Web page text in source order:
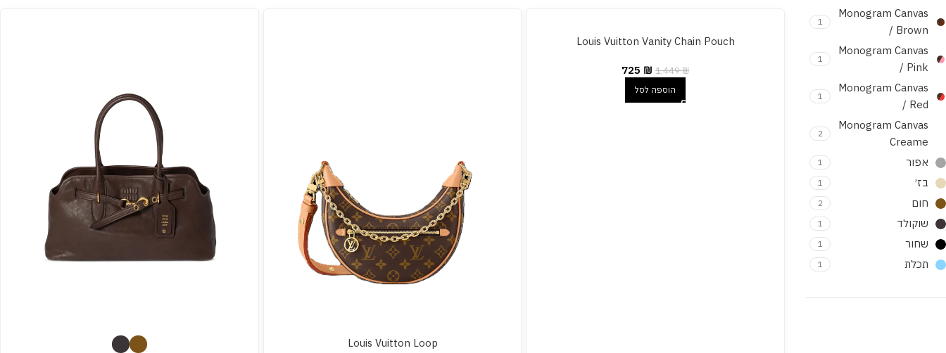
Monogram Canvas
/ Brown
1
Monogram Canvas
/ Pink
1
Monogram Canvas
/ Red
1
Monogram Canvas
Creame
2
אפור 1
בז׳ 1
חום 2
שוקולד 1
שחור 1
תכלת 1
Louis Vuitton Vanity Chain Pouch
1,449₪
725 ₪
הוספה לסל
Louis Vuitton Loop